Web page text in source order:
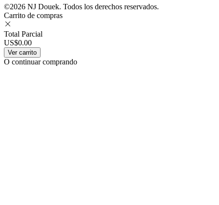
©2026 NJ Douek. Todos los derechos reservados.
Carrito de compras
Total Parcial
US$0.00
Ver carrito
O continuar comprando